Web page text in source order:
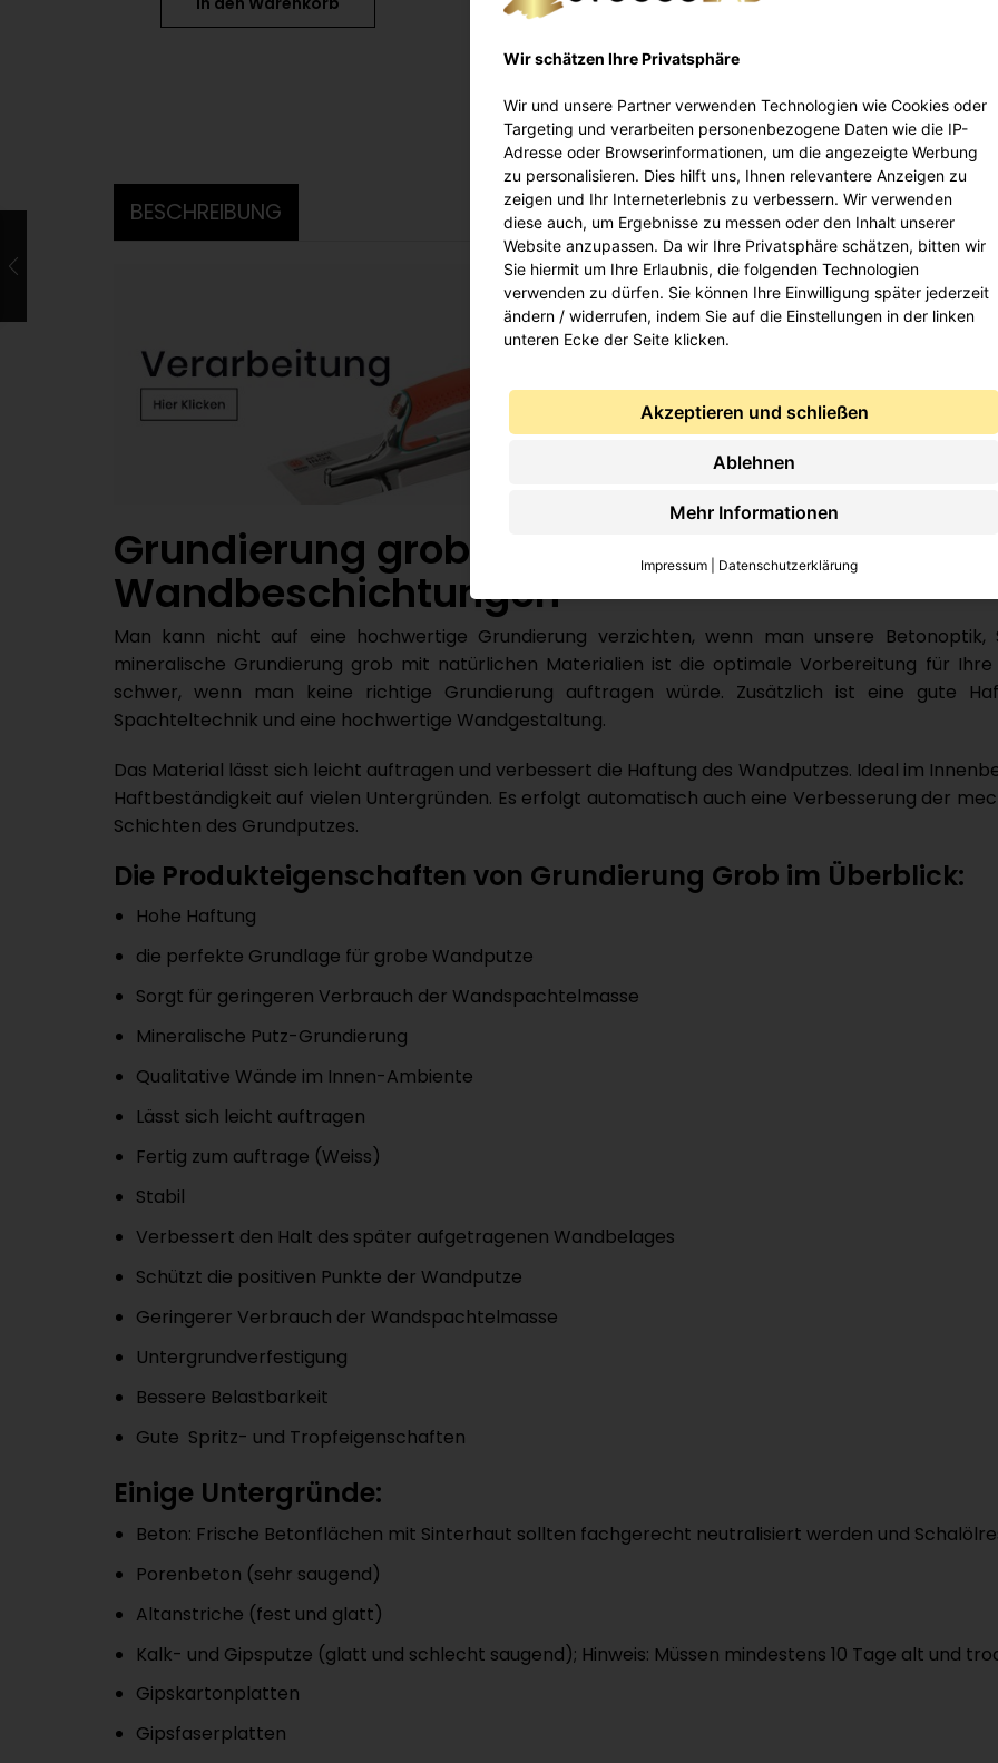
BESCHREIBUNG
Grundierung grob – Die richtige
Wandbeschichtungen
Man kann nicht auf eine hochwertige Grundierung verzichten, wenn man unsere
mineralische Grundierung grob mit natürlichen Materialien ist die optimale Vorbereitung für
schwer, wenn man keine richtige Grundierung auftragen würde. Zusätzlich ist eine gute
Spachteltechnik und eine hochwertige Wandgestaltung.
Das Material lässt sich leicht auftragen und verbessert die Haftung des Wandputzes. Ideal im
Haftbeständigkeit auf vielen Untergründen. Es erfolgt automatisch auch eine Verbesserung der
Schichten des Grundputzes.
Die Produkteigenschaften von Grundierung Grob im Überblick:
Hohe Haftung
die perfekte Grundlage für grobe Wandputze
Sorgt für geringeren Verbrauch der Wandspachtelmasse
Mineralische Putz-Grundierung
Qualitative Wände im Innen-Ambiente
Lässt sich leicht auftragen
Fertig zum auftrage (Weiss)
Stabil
Verbessert den Halt des später aufgetragenen Wandbelages
Schützt die positiven Punkte der Wandputze
Geringerer Verbrauch der Wandspachtelmasse
Untergrundverfestigung
Bessere Belastbarkeit
Gute Spritz- und Tropfeigenschaften
Einige Untergründe:
Beton: Frische Betonflächen mit Sinterhaut sollten fachgerecht neutralisiert werden und
Porenbeton (sehr saugend)
Altanstriche (fest und glatt)
Kalk- und Gipsputze (glatt und schlecht saugend); Hinweis: Müssen mindestens 10 Tage alt und
Gipskartonplatten
Gipsfaserplatten
Wir schätzen Ihre Privatsphäre
Wir und unsere Partner verwenden Technologien wie Cookies oder
Targeting und verarbeiten personenbezogene Daten wie die IP-
Adresse oder Browserinformationen, um die angezeigte Werbung
zu personalisieren. Dies hilft uns, Ihnen relevantere Anzeigen zu
zeigen und Ihr Interneterlebnis zu verbessern. Wir verwenden
diese auch, um Ergebnisse zu messen oder den Inhalt unserer
Website anzupassen. Da wir Ihre Privatsphäre schätzen, bitten wir
Sie hiermit um Ihre Erlaubnis, die folgenden Technologien
verwenden zu dürfen. Sie können Ihre Einwilligung später jederzeit
ändern / widerrufen, indem Sie auf die Einstellungen in der linken
unteren Ecke der Seite klicken.
Akzeptieren und schließen
Ablehnen
Mehr Informationen
Impressum Datenschutzerklärung